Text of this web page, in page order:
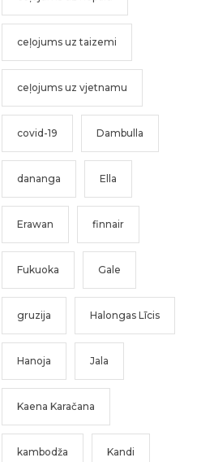
ceļojums uz taizemi
ceļojums uz vjetnamu
covid-19 Dambulla
dananga Ella
Erawan finnair
Fukuoka Gale
gruzija Halongas Līcis
Hanoja Jala
Kaena Karačana
kambodža Kandi